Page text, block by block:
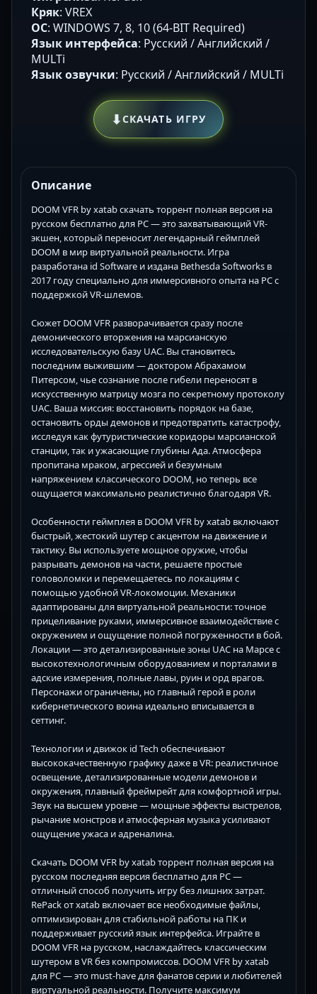
Кряк: VREX
ОС: WINDOWS 7, 8, 10 (64-BIT Required)
Язык интерфейса: Русский / Английский /
MULTi
Язык озвучки: Русский / Английский / MULTi
⬇СКАЧАТЬ ИГРУ
Описание
DOOM VFR by xatab скачать торрент полная версия на
русском бесплатно для PC — это захватывающий VR-
экшен, который переносит легендарный геймплей
DOOM в мир виртуальной реальности. Игра
разработана id Software и издана Bethesda Softworks в
2017 году специально для иммерсивного опыта на PC с
поддержкой VR-шлемов.
Сюжет DOOM VFR разворачивается сразу после
демонического вторжения на марсианскую
исследовательскую базу UAC. Вы становитесь
последним выжившим — доктором Абрахамом
Питерсом, чье сознание после гибели переносят в
искусственную матрицу мозга по секретному протоколу
UAC. Ваша миссия: восстановить порядок на базе,
остановить орды демонов и предотвратить катастрофу,
исследуя как футуристические коридоры марсианской
станции, так и ужасающие глубины Ада. Атмосфера
пропитана мраком, агрессией и безумным
напряжением классического DOOM, но теперь все
ощущается максимально реалистично благодаря VR.
Особенности геймплея в DOOM VFR by xatab включают
быстрый, жестокий шутер с акцентом на движение и
тактику. Вы используете мощное оружие, чтобы
разрывать демонов на части, решаете простые
головоломки и перемещаетесь по локациям с
помощью удобной VR-локомоции. Механики
адаптированы для виртуальной реальности: точное
прицеливание руками, иммерсивное взаимодействие с
окружением и ощущение полной погруженности в бой.
Локации — это детализированные зоны UAC на Марсе с
высокотехнологичным оборудованием и порталами в
адские измерения, полные лавы, руин и орд врагов.
Персонажи ограничены, но главный герой в роли
кибернетического воина идеально вписывается в
сеттинг.
Технологии и движок id Tech обеспечивают
высококачественную графику даже в VR: реалистичное
освещение, детализированные модели демонов и
окружения, плавный фреймрейт для комфортной игры.
Звук на высшем уровне — мощные эффекты выстрелов,
рычание монстров и атмосферная музыка усиливают
ощущение ужаса и адреналина.
Скачать DOOM VFR by xatab торрент полная версия на
русском последняя версия бесплатно для PC —
отличный способ получить игру без лишних затрат.
RePack от xatab включает все необходимые файлы,
оптимизирован для стабильной работы на ПК и
поддерживает русский язык интерфейса. Играйте в
DOOM VFR на русском, наслаждайтесь классическим
шутером в VR без компромиссов. DOOM VFR by xatab
для PC — это must-have для фанатов серии и любителей
виртуальной реальности. Получите максимум